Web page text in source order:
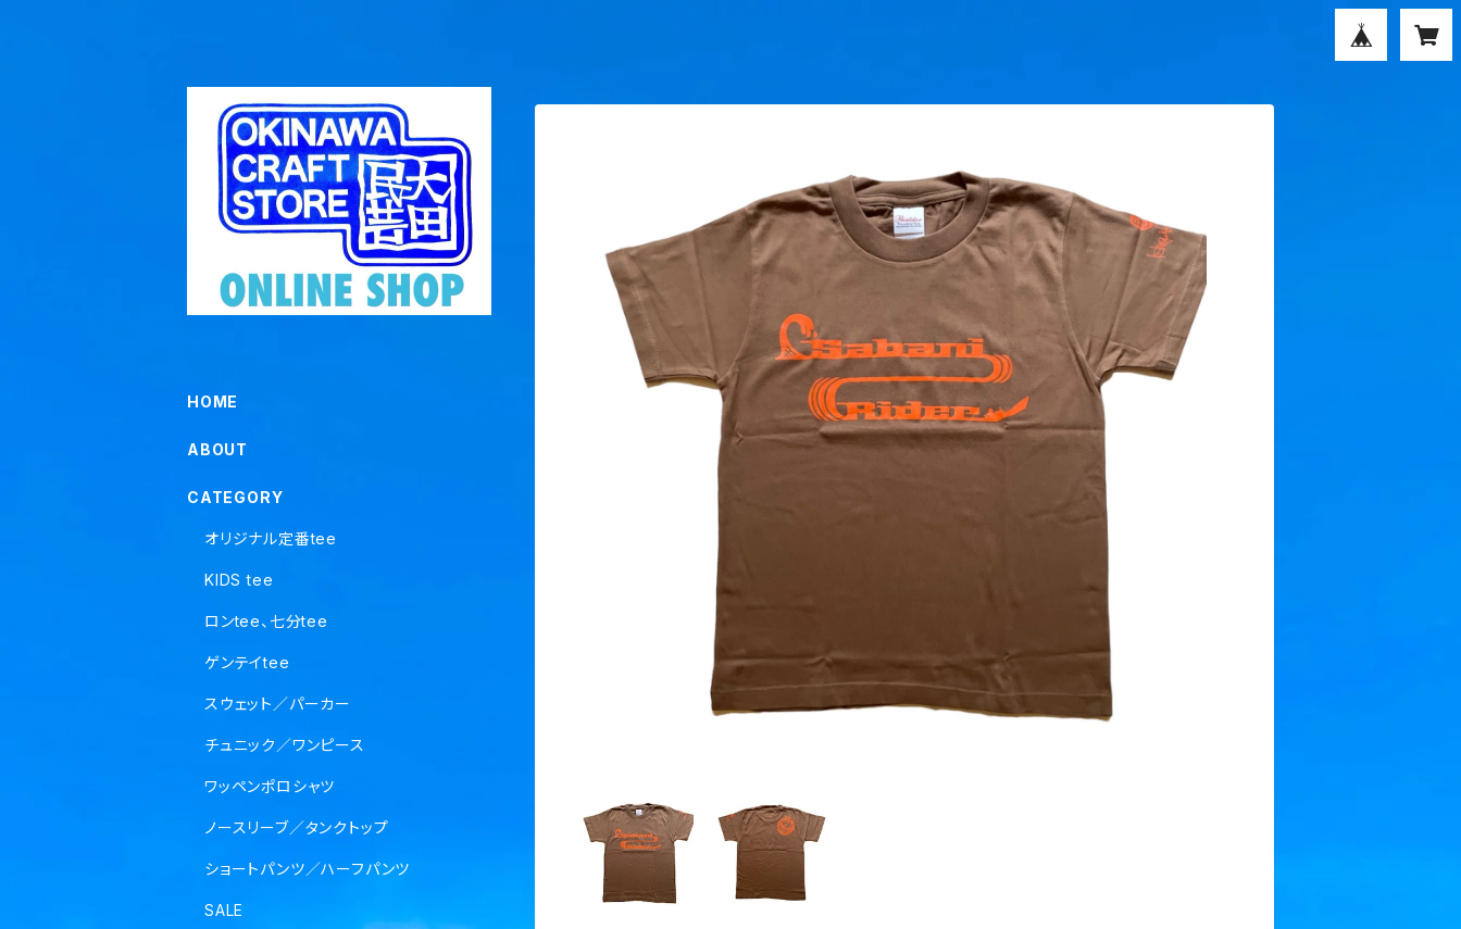
HOME
ABOUT
CATEGORY
オリジナル定番tee
KIDS tee
ロンtee、七分tee
ゲンテイtee
スウェット／パーカー
チュニック／ワンピース
ワッペンポロシャツ
ノースリーブ／タンクトップ
ショートパンツ／ハーフパンツ
SALE